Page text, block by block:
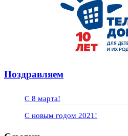
Поздравляем
С 8 марта!
С новым годом 2021!